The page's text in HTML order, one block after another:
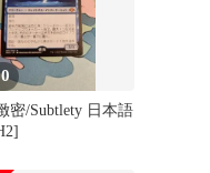
密/Subtlety 日本語